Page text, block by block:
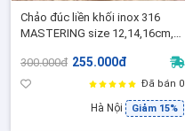
Chảo đúc liền khối inox 316
MASTERING size 12,14,16cm,
300.000đ 255.000đ
Đã bán 0
Hà Nội Giảm 15%